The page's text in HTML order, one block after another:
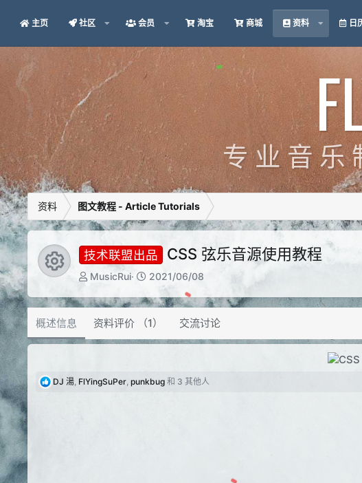
主页 社区 会员 淘宝 商城 资料 日
专 业 音 乐
资料 图文教程 - Article Tutorials
Resource icon
技术联盟出品 CSS 弦乐音源使用教程
作
MusicRui
C
e
a
i
n
2021/06/08
概述信息 资料评价 （1） 交流讨论
反DJ 湯, FlYingSuPer, punkbug 和 3 其他人